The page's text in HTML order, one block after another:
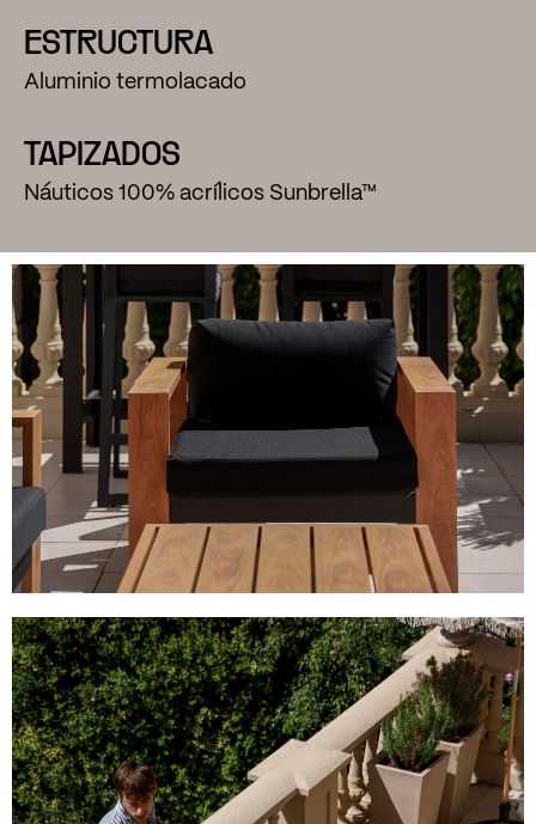
ESTRUCTURA
Aluminio termolacado
TAPIZADOS
Náuticos 100% acrílicos Sunbrella™